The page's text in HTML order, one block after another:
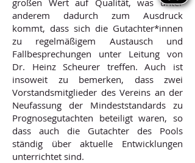
großen Wert auf Qualität, was unter
anderem dadurch zum Ausdruck
kommt, dass sich die Gutachter*innen
zu regelmäßigem Austausch und
Fallbesprechungen unter Leitung von
Dr. Heinz Scheurer treffen. Auch ist
insoweit zu bemerken, dass zwei
Vorstandsmitglieder des Vereins an der
Neufassung der Mindeststandards zu
Prognosegutachten beteiligt waren, so
dass auch die Gutachter des Pools
ständig über aktuelle Entwicklungen
unterrichtet sind.